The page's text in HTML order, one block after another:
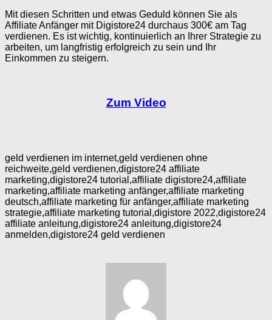
Mit diesen Schritten und etwas Geduld können Sie als
Affiliate Anfänger mit Digistore24 durchaus 300€ am Tag
verdienen. Es ist wichtig, kontinuierlich an Ihrer Strategie zu
arbeiten, um langfristig erfolgreich zu sein und Ihr
Einkommen zu steigern.
Zum Video
geld verdienen im internet,geld verdienen ohne
reichweite,geld verdienen,digistore24 affiliate
marketing,digistore24 tutorial,affiliate digistore24,affiliate
marketing,affiliate marketing anfänger,affiliate marketing
deutsch,affiliate marketing für anfänger,affiliate marketing
strategie,affiliate marketing tutorial,digistore 2022,digistore24
affiliate anleitung,digistore24 anleitung,digistore24
anmelden,digistore24 geld verdienen